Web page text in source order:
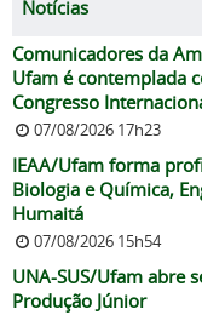
Notícias
Comunicadores da
Ufam é contemplada
Congresso
07/08/2026 17h23
IEAA/Ufam forma
Biologia e Química,
Humaitá
07/08/2026 15h54
UNA-SUS/Ufam abre
Produção Júnior